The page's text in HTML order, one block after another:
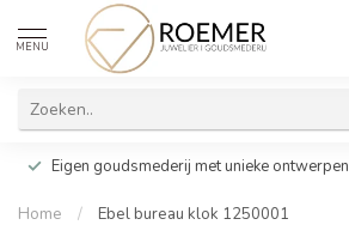
MENU
Eigen goudsmederij met unieke ontwerpen
Home / Ebel bureau klok 1250001